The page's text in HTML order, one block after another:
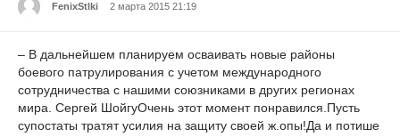
FenixStlki 2 марта 2015 21:19
– В дальнейшем планируем осваивать новые районы
боевого патрулирования с учетом международного
сотрудничества с нашими союзниками в других регионах
мира. Сергей ШойгуОчень этот момент понравился.Пусть
супостаты тратят усилия на защиту своей ж.опы!Да и потише